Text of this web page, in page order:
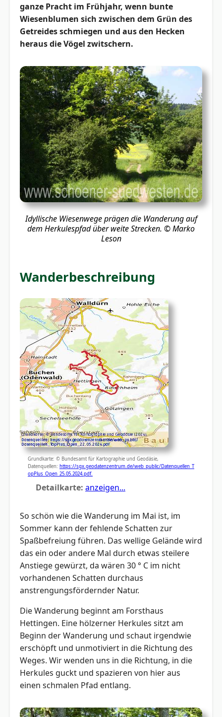
ganze Pracht im Frühjahr, wenn bunte
Wiesenblumen sich zwischen dem Grün des
Getreides schmiegen und aus den Hecken
heraus die Vögel zwitschern.
Idyllische Wiesenwege prägen die Wanderung auf
dem Herkulespfad über weite Strecken. © Marko
Leson
Wanderbeschreibung
Grundkarte: © Bundesamt für Kartographie und Geodäsie,
Datenquellen: https://sgx.geodatenzentrum.de/web_public/Datenquellen_T
opPlus_Open_25.05.2024.pdf.
Detailkarte: anzeigen...
So schön wie die Wanderung im Mai ist, im
Sommer kann der fehlende Schatten zur
Spaßbefreiung führen. Das wellige Gelände wird
das ein oder andere Mal durch etwas steilere
Anstiege gewürzt, da wären 30 ° C im nicht
vorhandenen Schatten durchaus
anstrengungsfördernder Natur.
Die Wanderung beginnt am Forsthaus
Hettingen. Eine hölzerner Herkules sitzt am
Beginn der Wanderung und schaut irgendwie
erschöpft und unmotiviert in die Richtung des
Weges. Wir wenden uns in die Richtung, in die
Herkules guckt und spazieren von hier aus
einen schmalen Pfad entlang.